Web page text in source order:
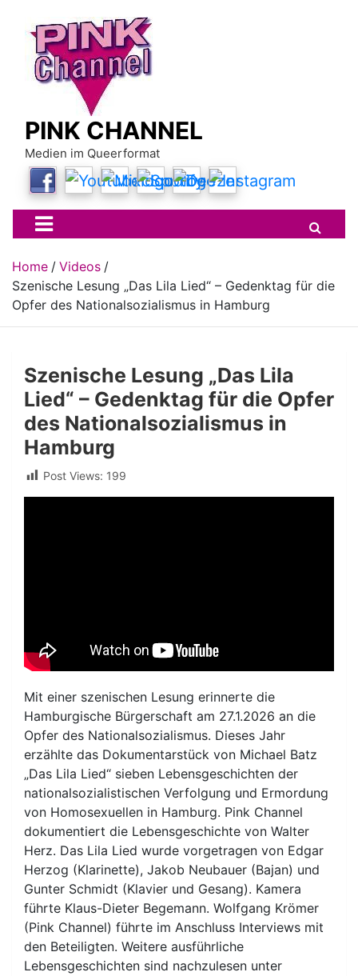
content
PINK CHANNEL
Medien im Queerformat
Home
Videos
Szenische Lesung „Das Lila Lied“ – Gedenktag für die
Opfer des Nationalsozialismus in Hamburg
Szenische Lesung „Das Lila
Lied“ – Gedenktag für die Opfer
des Nationalsozialismus in
Hamburg
Post Views: 199
Mit einer szenischen Lesung erinnerte die
Hamburgische Bürgerschaft am 27.1.2026 an die
Opfer des Nationalsozialismus. Dieses Jahr
erzählte das Dokumentarstück von Michael Batz
„Das Lila Lied“ sieben Lebensgeschichten der
nationalsozialistischen Verfolgung und Ermordung
von Homosexuellen in Hamburg. Pink Channel
dokumentiert die Lebensgeschichte von Walter
Herz. Das Lila Lied wurde vorgetragen von Edgar
Herzog (Klarinette), Jakob Neubauer (Bajan) und
Gunter Schmidt (Klavier und Gesang). Kamera
führte Klaus-Dieter Begemann. Wolfgang Krömer
(Pink Channel) führte im Anschluss Interviews mit
den Beteiligten. Weitere ausführliche
Lebensgeschichten sind nachzulesen unter